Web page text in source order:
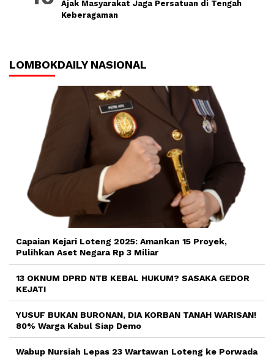
Ajak Masyarakat Jaga Persatuan di Tengah
Keberagaman
LOMBOKDAILY NASIONAL
Capaian Kejari Loteng 2025: Amankan 15 Proyek,
Pulihkan Aset Negara Rp 3 Miliar
13 OKNUM DPRD NTB KEBAL HUKUM? SASAKA GEDOR
KEJATI
YUSUF BUKAN BURONAN, DIA KORBAN TANAH WARISAN!
80% Warga Kabul Siap Demo
Wabup Nursiah Lepas 23 Wartawan Loteng ke Porwada